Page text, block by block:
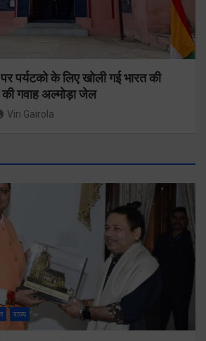
पर्यटको के लिए खोली गई भारत की
गवाह अल्मोड़ा जेल
Viri Gairola
राज्य